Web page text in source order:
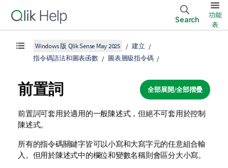
Search
功能
表
Windows 版 Qlik Sense May 2025
建立
指令碼語法和圖表函數
圖表層級指令碼
全部展開/全部摺疊
前置詞
前置詞可套用於適用的一般陳述式，但絕不可套用於控制
陳述式。
所有的指令碼關鍵字皆可以小寫和大寫字元的任意組合輸
入。但用於陳述式中的欄位和變數名稱則會區分大小寫。